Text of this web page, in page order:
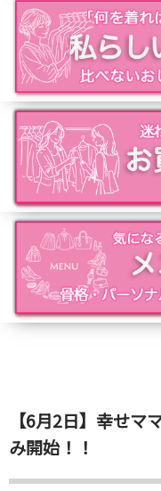
【6月2日】幸せマ
み開始！！